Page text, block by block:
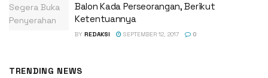
Balon Kada Perseorangan, Berikut
Ketentuannya
BY REDAKSI SEPTEMBER 12, 2017 0
TRENDING NEWS